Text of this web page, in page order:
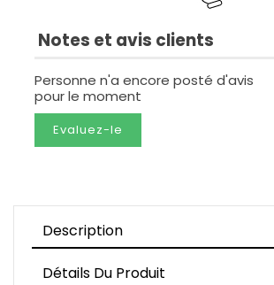
Notes et avis clients
Personne n'a encore posté d'avis
pour le moment
Evaluez-le
Description
Détails Du Produit